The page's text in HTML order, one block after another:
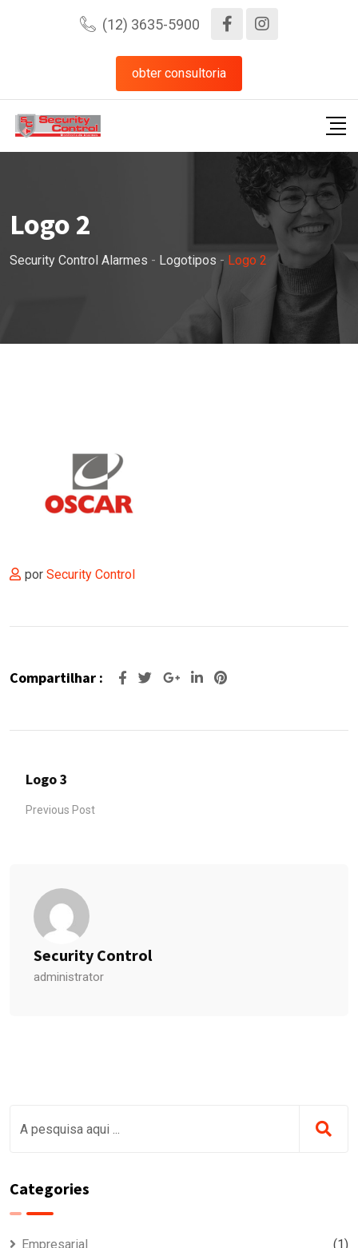
(12) 3635-5900
obter consultoria
Logo 2
Security Control Alarmes - Logotipos - Logo 2
por Security Control
Compartilhar : Google+
O
Pinterest
Logo 3
Previous Post
Security Control
administrator
Categories
Empresarial (1)